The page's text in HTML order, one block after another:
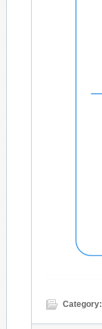
Category: